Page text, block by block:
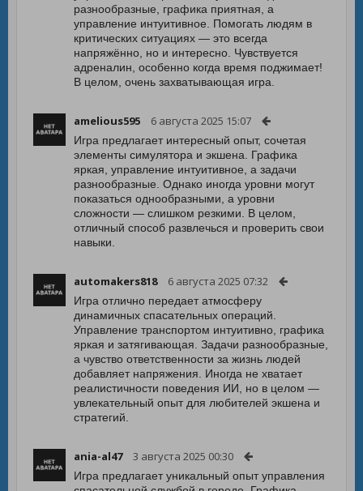
разнообразные, графика приятная, а
управление интуитивное. Помогать людям в
критических ситуациях — это всегда
напряжённо, но и интересно. Чувствуется
адреналин, особенно когда время поджимает!
В целом, очень захватывающая игра.
amelious595 6 августа 2025 15:07
Игра предлагает интересный опыт, сочетая
элементы симулятора и экшена. Графика
яркая, управление интуитивное, а задачи
разнообразные. Однако иногда уровни могут
показаться однообразными, а уровни
сложности — слишком резкими. В целом,
отличный способ развлечься и проверить свои
навыки.
automakers818 6 августа 2025 07:32
Игра отлично передает атмосферу
динамичных спасательных операций.
Управление транспортом интуитивно, графика
яркая и затягивающая. Задачи разнообразные,
а чувство ответственности за жизнь людей
добавляет напряжения. Иногда не хватает
реалистичности поведения ИИ, но в целом —
увлекательный опыт для любителей экшена и
стратегий.
ania-al47 3 августа 2025 00:30
Игра предлагает уникальный опыт управления